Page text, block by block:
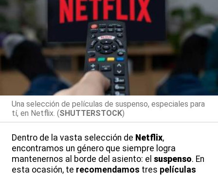
Una selección de películas de suspenso, especiales para
tí, en Netflix. (SHUTTERSTOCK)
Dentro de la vasta selección de Netflix,
encontramos un género que siempre logra
mantenernos al borde del asiento: el suspenso. En
esta ocasión, te recomendamos tres películas